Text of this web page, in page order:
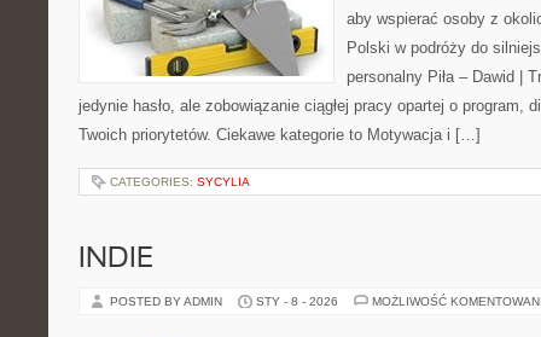
aby wspierać osoby z
Polski w podróży do
personalny Piła – Dawid |
jedynie hasło, ale zobowiązanie ciągłej pracy opartej o program,
Twoich priorytetów. Ciekawe kategorie to Motywacja i […]
CATEGORIES: SYCYLIA
INDIE
POSTED BY ADMIN STY - 8 - 2026 MOŻLIWOŚĆ